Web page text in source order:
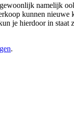
namelijk
kunnen
je hierdoor in
.